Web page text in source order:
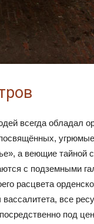
всегда обладал
а веющие тайной
с подземными
расцвета
все
под